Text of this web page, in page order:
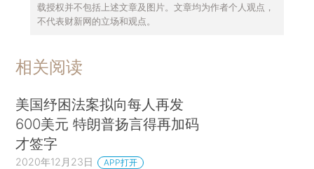
载授权并不包括上述文章及图片。文章均为作者个人观点，
不代表财新网的立场和观点。
相关阅读
美国纾困法案拟向每人再发
600美元 特朗普扬言得再加码
才签字
2020年12月23日 APP打开